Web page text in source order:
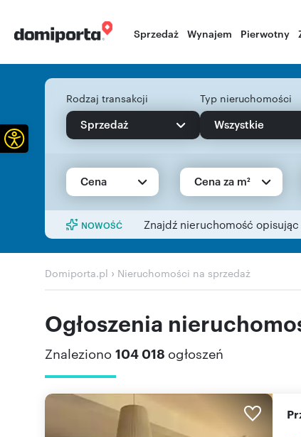
Sprzedaż Wynajem Pierwotny
Rodzaj transakcji
Sprzedaż
Typ nieruchomości
Wszystkie
Cena Cena za m²
NOWOŚĆ Znajdź nieruchomość opisując
Domiporta.pl › Nieruchomości na sprzedaż
Ogłoszenia
Znaleziono 104 018 ogłoszeń
Otwórz pasek narzędzi